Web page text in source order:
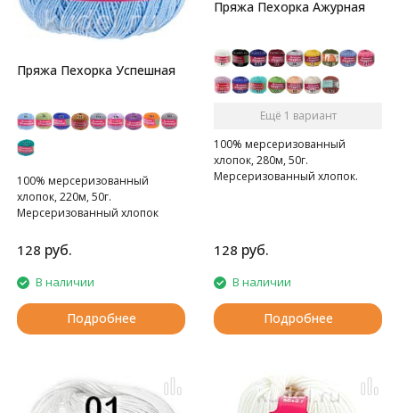
Пряжа Пехорка Успешная
100% мерсеризованный
хлопок, 220м, 50г.
Мерсеризованный хлопок
128 руб.
В наличии
Подробнее
Пряжа Пехорка Ажурная
Ещё 1 вариант
100% мерсеризованный
хлопок, 280м, 50г.
Мерсеризованный хлопок.
128 руб.
В наличии
Подробнее